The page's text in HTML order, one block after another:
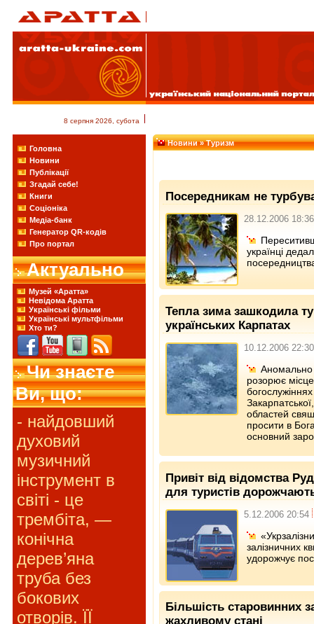
8 серпня 2026, субота
Головна
Новини
Публікації
Згадай себе!
Книги
Соціоніка
Медіа-банк
Генератор QR-кодів
Про портал
Актуально
Музей «Аратта»
Невідома Аратта
Українські фільми
Українські мультфільми
Хто ти?
Чи знаєте
Ви, що:
- найдовший
духовий
музичний
інструмент в
світі - це
трембіта, —
конічна
дерев’яна
труба без
бокових
отворів. ЇЇ
Новини» Туризм
Посередникам не
28.12.2006 18:36
українці
Тепла зима зашкодила
українських Карпатах
10.12.2006 22:30
Аномально
розорює
областей
просити в
основний
Привіт від відомства
для туристів
5.12.2006 20:54
залізничних
удорожчує
Більшість старовинних
жахливому стані